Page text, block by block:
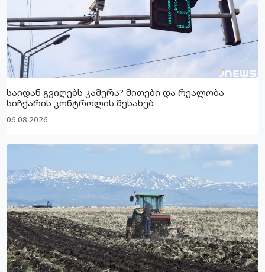
საიდან გვიღებს კამერა? მითები და რეალობა
სიჩქარის კონტროლის შესახებ
06.08.2026